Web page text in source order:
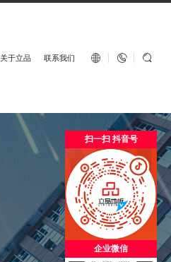
关于立品 联系我们 English  
扫一扫 抖音号
企业微信